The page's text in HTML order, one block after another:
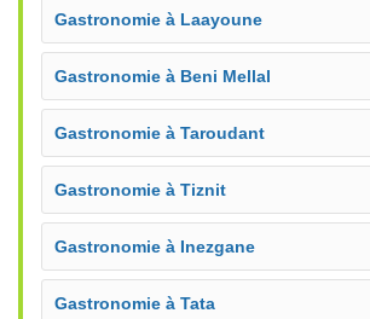
Gastronomie à Laayoune
Gastronomie à Beni Mellal
Gastronomie à Taroudant
Gastronomie à Tiznit
Gastronomie à Inezgane
Gastronomie à Tata